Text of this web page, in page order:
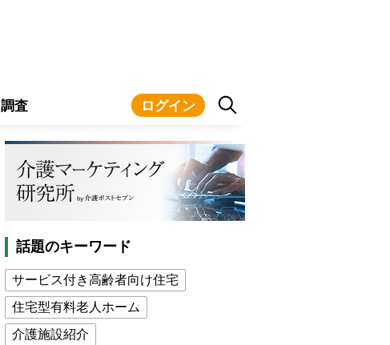
調査 ログイン
話題のキーワード
サービス付き高齢者向け住宅
住宅型有料老人ホーム
介護施設紹介